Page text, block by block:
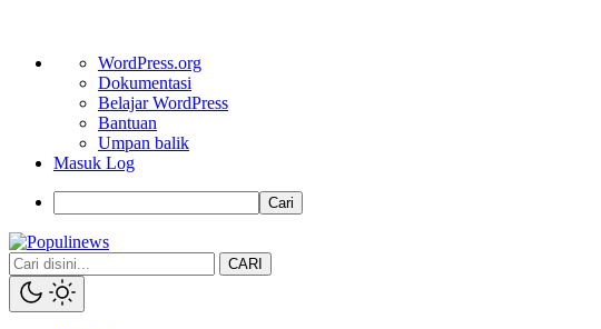
Tentang
WordPress
WordPress.org
Dokumentasi
Belajar WordPress
Bantuan
Umpan balik
Masuk Log
Cari
CARI